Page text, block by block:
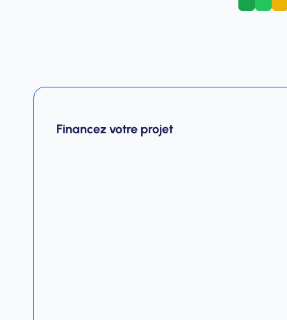
Financez votre projet